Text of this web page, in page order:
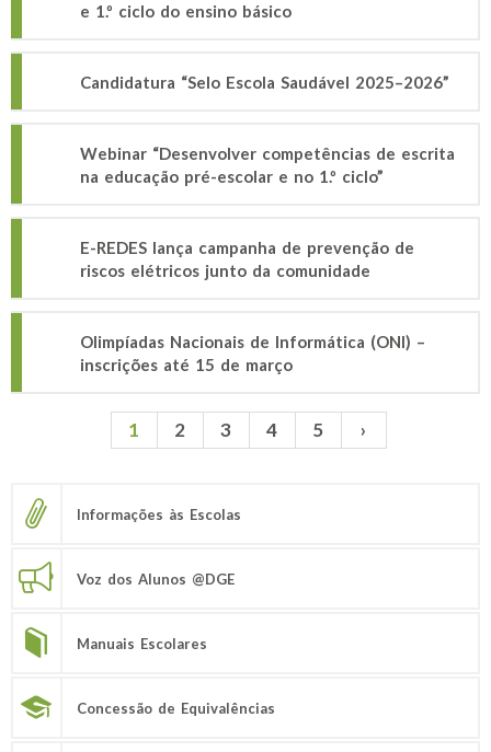
e 1.º ciclo do ensino básico
Candidatura “Selo Escola Saudável 2025–2026”
Webinar “Desenvolver competências de escrita
na educação pré-escolar e no 1.º ciclo”
E-REDES lança campanha de prevenção de
riscos elétricos junto da comunidade
Olimpíadas Nacionais de Informática (ONI) –
inscrições até 15 de março
1 2 3 4 5 ›
Informações às Escolas
Voz dos Alunos @DGE
Manuais Escolares
Concessão de Equivalências